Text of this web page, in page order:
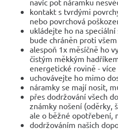
kontakt s tvrdými
nebo povrchová
ukládejte ho na
bude chráněn proti
alespoň 1x měsíčně ho
čistým měkkým
energetické rovině -
uchovávejte ho mimo
náramky se mají nosit,
přes dodržování všech
známky nošení (oděrky,
ale o běžné opotřebení,
dodržováním našich